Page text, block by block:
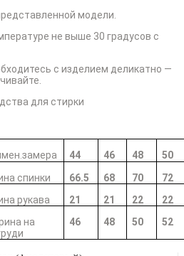
модели.
не выше 30 градусов с
с изделием деликатно —
для стирки
44 46 48
50
спинки
66.5 68 70
72
рукава
21 21 22
22
на
46 48 50 52